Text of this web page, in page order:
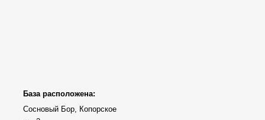
База расположена:
Сосновый Бор, Копорское